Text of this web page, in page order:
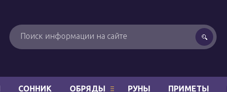
СОННИК ОБРЯДЫ РУНЫ ПРИМЕТЫ